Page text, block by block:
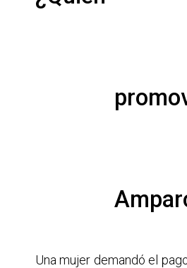
Una mujer demandó el